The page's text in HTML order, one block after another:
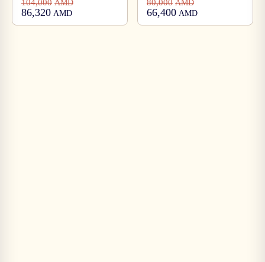
104,000 AMD
86,320 AMD
80,000 AMD
66,400 AMD